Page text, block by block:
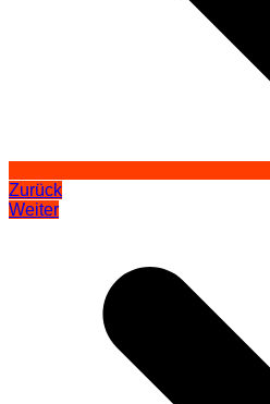
Zurück
Weiter